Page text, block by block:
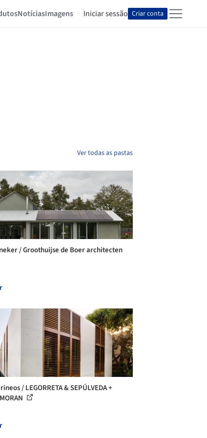
NotíciasImagens Iniciar sessão Criar conta
Ver todas as pastas
/ Groothuijse de Boer architecten
/ LEGORRETA & SEPÚLVEDA +